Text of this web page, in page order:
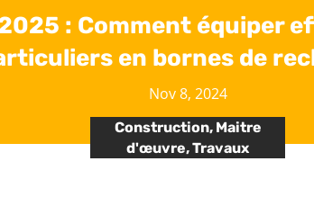
: Comment équiper
en bornes de
Nov 8, 2024
Construction, Maitre
d'œuvre,Travaux